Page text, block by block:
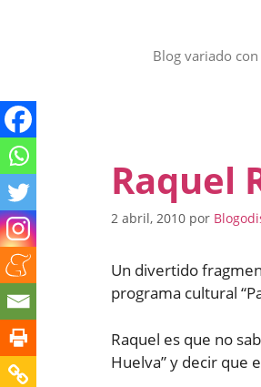
Blog variado
Raquel
2 abril, 2010 por
Un divertido
programa cultural
Raquel es que no
Huelva” y decir que